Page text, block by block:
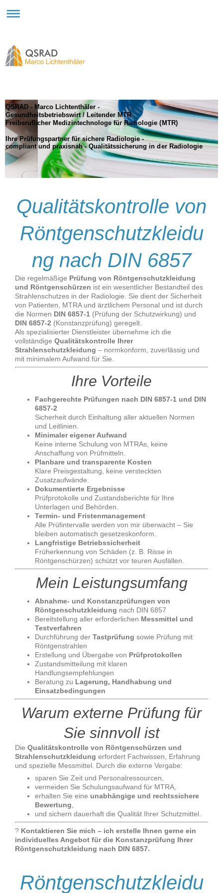
QSRAD - Marco Lichtenthäler -
Gesundheitsbetriebswirt / Leitender MTR
Freiberuflicher Medizintechnologe für Radiologie (MTR)
Ihre Prüfungspartner für sichere Radiologie -
compliant und praxisnah - Qualitätssicherung in der Radiologie
Qualitätskontrolle von
Röntgenschutzkleidu
ng nach DIN 6857
Die regelmäßige Prüfung von Röntgenschutzkleidung
und Röntgenschürzen ist ein wesentlicher Bestandteil des
Strahlenschutzes in der Radiologie. Sie dient der Sicherheit
von Patienten, MTRA und ärztlichem Personal und ist durch
die Normen DIN 6857-1 (Prüfung der Schutzwirkung) und
DIN 6857-2 (Konstanzprüfung) geregelt.
Als spezialisierter Dienstleister übernehme ich die
vollständige Qualitätskontrolle Ihrer
Strahlenschutzkleidung – normkonform, zuverlässig und
mit minimalem Aufwand für Sie.
Ihre Vorteile
Fachgerechte Prüfungen nach DIN 6857-1 und DIN
6857-2
Sicherheit durch Einhaltung aller aktuellen Normen
und Leitlinien.
Minimaler eigener Aufwand
Keine interne Schulung von MTRAs, keine
Anschaffung von Prüfmitteln.
Planbare und transparente Kosten
Klare Preisgestaltung, keine versteckten
Zusatzaufwände.
Dokumentierte Ergebnisse
Prüfprotokolle und Zustandsberichte für Ihre
Unterlagen und Behörden.
Termin- und Fristenmanagement
Alle Prüfintervalle werden von mir überwacht – Sie
bleiben automatisch gesetzeskonform.
Langfristige Betriebssicherheit
Früherkennung von Schäden (z. B. Risse in
Röntgenschürzen) schützt vor teuren Ausfällen.
Mein Leistungsumfang
Abnahme- und Konstanzprüfungen von
Röntgenschutzkleidung nach DIN 6857
Bereitstellung aller erforderlichen Messmittel und
Testverfahren
Durchführung der Tastprüfung sowie Prüfung mit
Röntgenstrahlen
Erstellung und Übergabe von Prüfprotokollen
Zustandsmitteilung mit klaren
Handlungsempfehlungen
Beratung zu Lagerung, Handhabung und
Einsatzbedingungen
Warum externe Prüfung für
Sie sinnvoll ist
Die Qualitätskontrolle von Röntgenschürzen und
Strahlenschutzkleidung erfordert Fachwissen, Erfahrung
und spezielle Messmittel. Durch die externe Vergabe:
sparen Sie Zeit und Personalressourcen,
vermeiden Sie Schulungsaufwand für MTRA,
erhalten Sie eine unabhängige und rechtssichere
Bewertung,
und sichern dauerhaft die Qualität Ihrer Schutzmittel.
? Kontaktieren Sie mich – ich erstelle Ihnen gerne ein
individuelles Angebot für die Konstanzprüfung Ihrer
Röntgenschutzkleidung nach DIN 6857.
Röntgenschutzkleidu